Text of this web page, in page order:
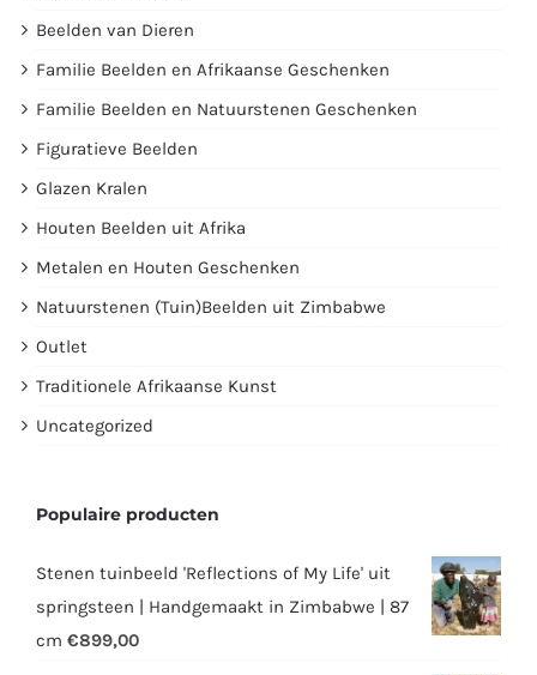
Beelden van Dieren
Familie Beelden en Afrikaanse Geschenken
Familie Beelden en Natuurstenen Geschenken
Figuratieve Beelden
Glazen Kralen
Houten Beelden uit Afrika
Metalen en Houten Geschenken
Natuurstenen (Tuin)Beelden uit Zimbabwe
Outlet
Traditionele Afrikaanse Kunst
Uncategorized
Populaire producten
Stenen tuinbeeld 'Reflections of My Life' uit
springsteen | Handgemaakt in Zimbabwe | 87
cm €899,00